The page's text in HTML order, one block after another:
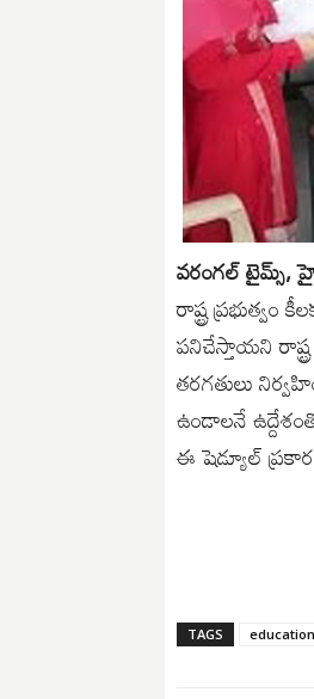
వరంగల్
రాష్ట్ర
పనిచేస్తాయని
తరగతులు
ఉండాలనే
ఈ షెడ్యూల్
TAGS education